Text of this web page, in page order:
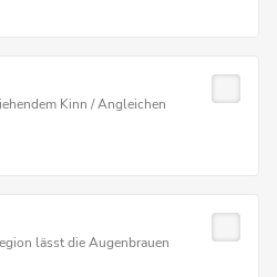
Kinn / Angleichen
lässt die Augenbrauen